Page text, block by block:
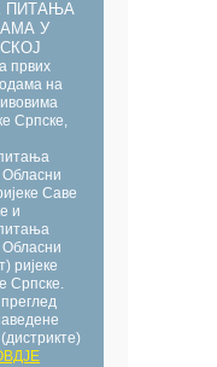
ПИТАЊА
У
првих
на
Српске,
Саве
и
ријеке
Српске.